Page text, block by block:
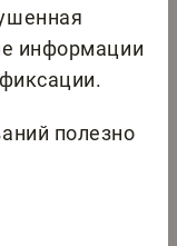
информации
полезно